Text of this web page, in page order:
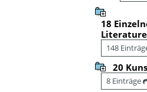
18
148
20
8 Einträge